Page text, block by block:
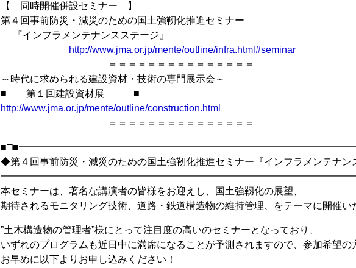
間
違
る
思
件
に
つ
い
て
【 同時開催併設セミナー 】
第４回事前防災・減災のための国土強靭化推進セミナー
『インフラメンテナンスステージ』
http://www.jma.or.jp/mente/outline/infra.html#seminar
＝＝＝＝＝＝＝＝＝＝＝＝＝＝＝
～時代に求められる建設資材・技術の専門展示会～
■ 第１回建設資材展 ■
http://www.jma.or.jp/mente/outline/construction.html
＝＝＝＝＝＝＝＝＝＝＝＝＝＝＝
◆第４回事前防災・減災のための国土強靭化推進セミナー『インフラメンテナン
本セミナーは、著名な講演者の皆様をお迎えし、国土強靱化の展望、
期待されるモニタリング技術、道路・鉄道構造物の維持管理、をテーマに開催い
”土木構造物の管理者”様にとって注目度の高いのセミナーとなっており、
いずれのプログラムも近日中に満席になることが予測されますので、参加希望の
お早めに以下よりお申し込みください！